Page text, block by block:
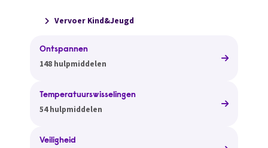
Vervoer Kind&Jeugd
Ontspannen
148 hulpmiddelen
Temperatuurswisselingen
54 hulpmiddelen
Veiligheid